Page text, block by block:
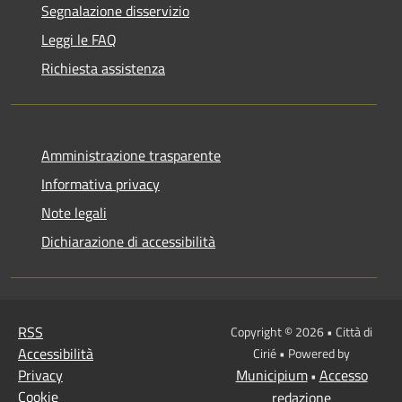
Segnalazione disservizio
Leggi le FAQ
Richiesta assistenza
Amministrazione trasparente
Informativa privacy
Note legali
Dichiarazione di accessibilità
RSS
Accessibilità
Privacy
Cookie
Copyright © 2026 • Città di
Cirié • Powered by
Municipium• Accesso
redazione